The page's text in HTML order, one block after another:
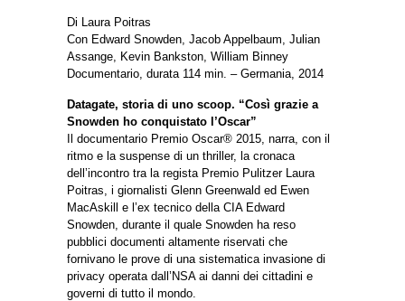
Di Laura Poitras
Con Edward Snowden, Jacob Appelbaum, Julian
Assange, Kevin Bankston, William Binney
Documentario, durata 114 min. – Germania, 2014
Datagate, storia di uno scoop. “Così grazie a
Snowden ho conquistato l’Oscar”
Il documentario Premio Oscar® 2015, narra, con il
ritmo e la suspense di un thriller, la cronaca
dell’incontro tra la regista Premio Pulitzer Laura
Poitras, i giornalisti Glenn Greenwald ed Ewen
MacAskill e l’ex tecnico della CIA Edward
Snowden, durante il quale Snowden ha reso
pubblici documenti altamente riservati che
fornivano le prove di una sistematica invasione di
privacy operata dall’NSA ai danni dei cittadini e
governi di tutto il mondo.